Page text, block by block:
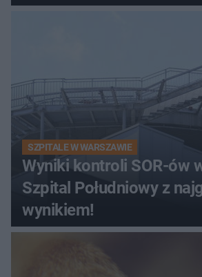
SZPITALE W WARSZAWIE
Wyniki kontroli SOR-ów
Szpital Południowy z
wynikiem!